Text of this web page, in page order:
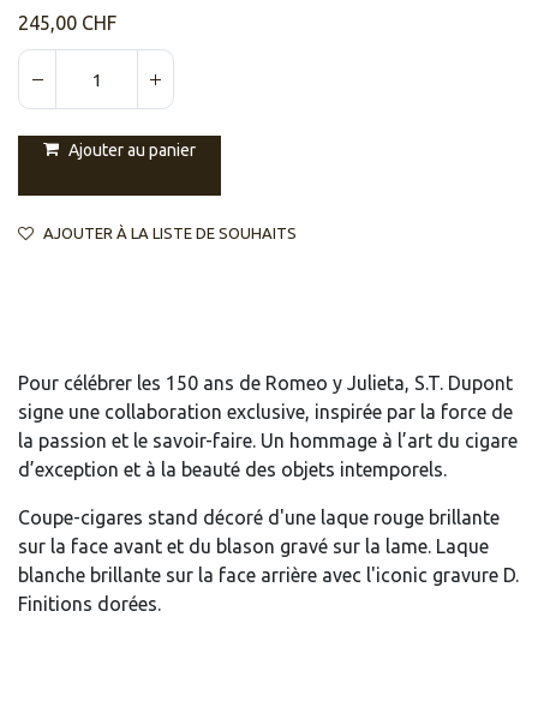
245,00 CHF
Ajouter au panier
AJOUTER À LA LISTE DE SOUHAITS
Pour célébrer les 150 ans de Romeo y Julieta, S.T. Dupont
signe une collaboration exclusive, inspirée par la force de
la passion et le savoir-faire. Un hommage à l’art du cigare
d’exception et à la beauté des objets intemporels.
Coupe-cigares stand décoré d'une laque rouge brillante
sur la face avant et du blason gravé sur la lame. Laque
blanche brillante sur la face arrière avec l'iconic gravure D.
Finitions dorées.